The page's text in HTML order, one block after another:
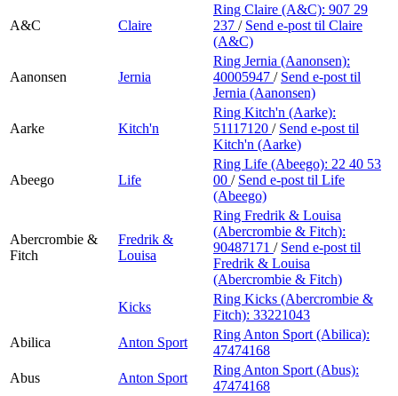
A&C Claire
Ring Claire (A&C): 907 29
237 / Send e-post til Claire
(A&C)
Aanonsen Jernia
Ring Jernia (Aanonsen):
40005947 / Send e-post til
Jernia (Aanonsen)
Aarke Kitch'n
Ring Kitch'n (Aarke):
51117120 / Send e-post til
Kitch'n (Aarke)
Abeego Life
Ring Life (Abeego): 22 40 53
00 / Send e-post til Life
(Abeego)
Abercrombie &
Fitch
Fredrik &
Louisa
Ring Fredrik & Louisa
(Abercrombie & Fitch):
90487171 / Send e-post til
Fredrik & Louisa
(Abercrombie & Fitch)
Kicks
Ring Kicks (Abercrombie &
Fitch): 33221043
Abilica
Anton Sport
Ring Anton Sport (Abilica):
47474168
Abus
Anton Sport
Ring Anton Sport (Abus):
47474168